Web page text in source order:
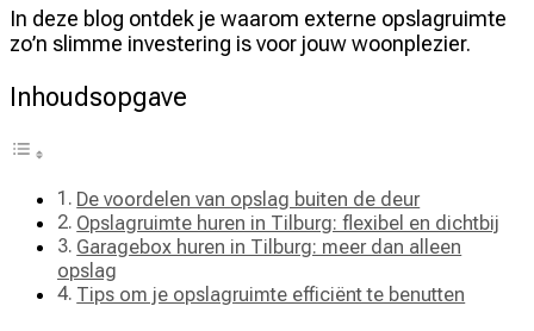
In deze blog ontdek je waarom externe opslagruimte
zo’n slimme investering is voor jouw woonplezier.
Inhoudsopgave
De voordelen van opslag buiten de deur
Opslagruimte huren in Tilburg: flexibel en dichtbij
Garagebox huren in Tilburg: meer dan alleen
opslag
Tips om je opslagruimte efficiënt te benutten